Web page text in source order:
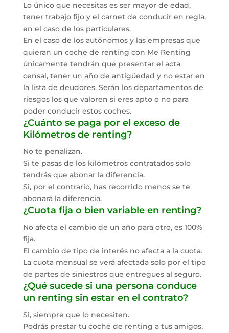
Lo único que necesitas es ser mayor de edad,
tener trabajo fijo y el carnet de conducir en regla,
en el caso de los particulares.
En el caso de los autónomos y las empresas que
quieran un coche de renting con Me Renting
únicamente tendrán que presentar el acta
censal, tener un año de antigüedad y no estar en
la lista de deudores. Serán los departamentos de
riesgos los que valoren si eres apto o no para
poder conducir estos coches.
¿Cuánto se paga por el exceso de
Kilómetros de renting?
No te penalizan.
Si te pasas de los kilómetros contratados solo
tendrás que abonar la diferencia.
Si, por el contrario, has recorrido menos se te
abonará la diferencia.
¿Cuota fija o bien variable en renting?
No afecta el cambio de un año para otro, es 100%
fija.
El cambio de tipo de interés no afecta a la cuota.
La cuota mensual se verá afectada solo por el tipo
de partes de siniestros que entregues al seguro.
¿Qué sucede si una persona conduce
un renting sin estar en el contrato?
Si, siempre que lo necesiten.
Podrás prestar tu coche de renting a tus amigos,